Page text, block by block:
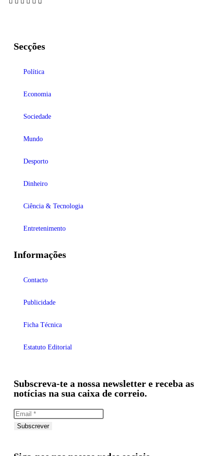
Secções
Política
Economia
Sociedade
Mundo
Desporto
Dinheiro
Ciência & Tecnologia
Entretenimento
Informações
Contacto
Publicidade
Ficha Técnica
Estatuto Editorial
Subscreva-te a nossa newsletter e receba as
notícias na sua caixa de correio.
Subscrever